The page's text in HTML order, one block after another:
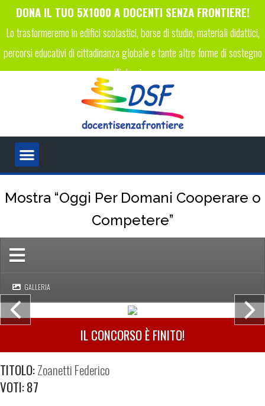
DONA IL TUO 5X1000 A DOCENTI SENZA FRONTIERE!
Lo trasformeremo in edifici scolastici, borse di studio, materiali didattici,
percorsi educativi di cittadinanza globale e tante altre forme di sostegno
all'istruzione.
INSERISCI IL CODICE FISCALE 96089450223 NELLA TUA
DICHIARAZIONE DEI REDDITI!
Mostra “Oggi Per Domani Cooperare o
Competere”
GALLERIA
IL CONCORSO È FINITO!
TITOLO:Zoanetti Federico
VOTI:87